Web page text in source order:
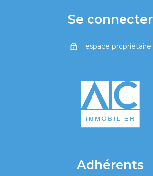
Se connecter
espace propriétaire
Adhérents